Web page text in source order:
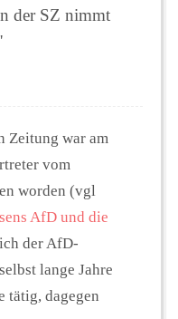
der SZ nimmt
Zeitung war am
vom
worden (vgl
AfD und die
der AfD-
lange Jahre
tätig, dagegen